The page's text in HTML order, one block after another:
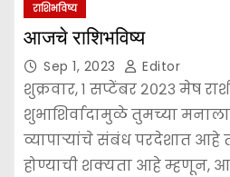
राशिभविष्य
आजचे राशिभविष्य
Sep 1, 2023 Editor
शुक्रवार, १ सप्टेंबर २०२३ मेष
शुभाशिर्वादामुळे तुमच्या
व्यापाऱ्यांचे संबंध परदेशात आहे
होण्याची शक्यता आहे म्हणून,